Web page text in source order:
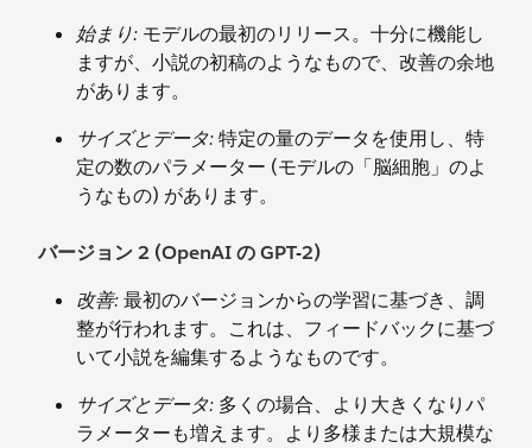
始まり: モデルの最初のリリース。十分に機能し
ますが、小説の初稿のようなもので、改善の余地
があります。
サイズとデータ:特定の量のデータを使用し、特
定の数のパラメーター (モデルの「脳細胞」のよ
うなもの) があります。
バージョン 2 (OpenAI の GPT-2)
改善:最初のバージョンからの学習に基づき、調
整が行われます。これは、フィードバックに基づ
いて小説を編集するようなものです。
サイズとデータ: 多くの場合、より大きくなりパ
ラメーターも増えます。より多様または大規模な